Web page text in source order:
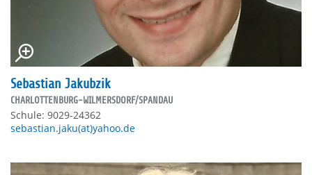
Sebastian Jakubzik
CHARLOTTENBURG-WILMERSDORF/SPANDAU
Schule: 9029-24362
sebastian.jaku(at)yahoo.de